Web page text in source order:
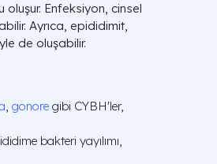
Enfeksiyon, cinsel
Ayrıca, epididimit,
de oluşabilir.
, gonore gibi CYBH'ler,
bakteri yayılımı,